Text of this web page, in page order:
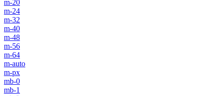
m-20
m-24
m-32
m-40
m-48
m-56
m-64
m-auto
m-px
mb-0
mb-1